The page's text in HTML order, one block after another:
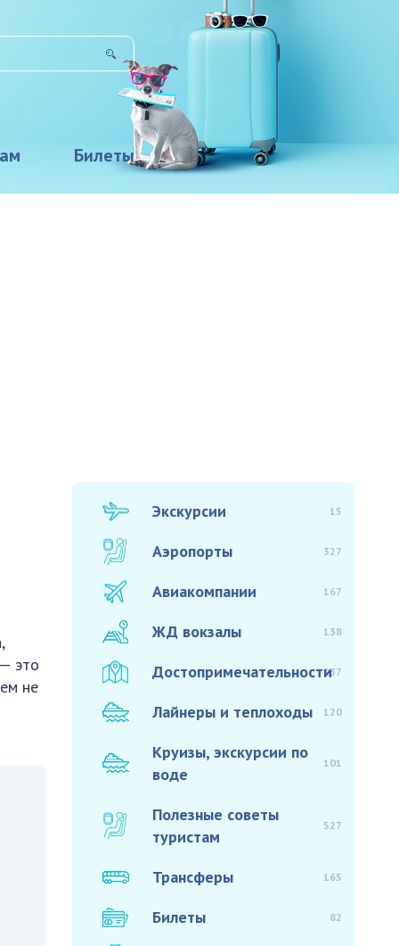
Билеты
это
не
Экскурсии 15
Аэропорты 327
Авиакомпании 167
ЖД вокзалы 138
Достопримечательности937
Лайнеры и теплоходы 120
Круизы, экскурсии по
воде
101
Полезные советы
туристам
527
Трансферы 165
Билеты 82